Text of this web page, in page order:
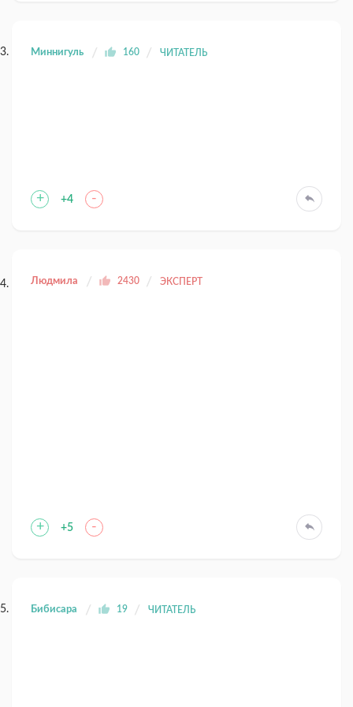
Миннигуль 160 ЧИТАТЕЛЬ
+ +4 -
Людмила 2430 ЭКСПЕРТ
+ +5 -
Бибисара 19 ЧИТАТЕЛЬ